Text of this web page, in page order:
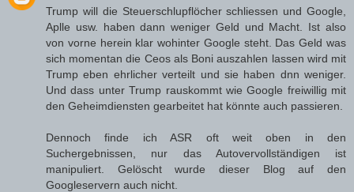
Trump will die Steuerschlupflöcher schliessen und Google,
Aplle usw. haben dann weniger Geld und Macht. Ist also
von vorne herein klar wohinter Google steht. Das Geld was
sich momentan die Ceos als Boni auszahlen lassen wird mit
Trump eben ehrlicher verteilt und sie haben dnn weniger.
Und dass unter Trump rauskommt wie Google freiwillig mit
den Geheimdiensten gearbeitet hat könnte auch passieren.
Dennoch finde ich ASR oft weit oben in den
Suchergebnissen, nur das Autovervollständigen ist
manipuliert. Gelöscht wurde dieser Blog auf den
Googleservern auch nicht.